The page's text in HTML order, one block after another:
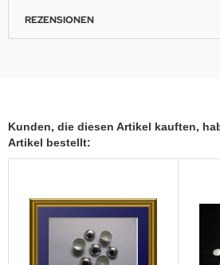
REZENSIONEN
Kunden, die diesen Artikel kauften,
Artikel bestellt: